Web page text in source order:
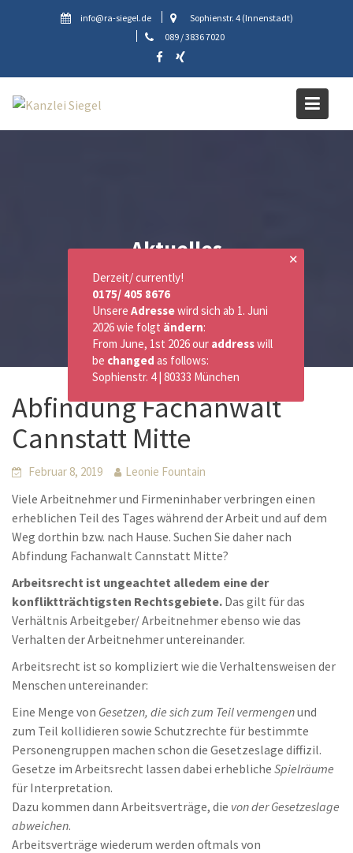
info@ra-siegel.de
Sophienstr. 4 (Innenstadt)
089 / 3836 7020
Aktuelles
Abfindung Fachanwalt
Cannstatt Mitte
Februar 8, 2019 Leonie Fountain
Viele Arbeitnehmer und Firmeninhaber verbringen einen
erheblichen Teil des Tages während der Arbeit und auf dem
Weg dorthin bzw. nach Hause. Suchen Sie daher nach
Abfindung Fachanwalt Cannstatt Mitte?
Arbeitsrecht ist ungeachtet alledem eine der
konfliktträchtigsten Rechtsgebiete. Das gilt für das
Verhältnis Arbeitgeber/ Arbeitnehmer ebenso wie das
Verhalten der Arbeitnehmer untereinander.
Arbeitsrecht ist so kompliziert wie die Verhaltensweisen der
Menschen untereinander:
Eine Menge von Gesetzen, die sich zum Teil vermengenund
zum Teil kollidieren sowie Schutzrechte für bestimmte
Personengruppen machen schon die Gesetzeslage diffizil.
Gesetze im Arbeitsrecht lassen dabei erhebliche Spielräume
für Interpretation.
Dazu kommen dann Arbeitsverträge, die von der Gesetzeslage
abweichen.
Arbeitsverträge wiederum werden oftmals von
✕
Derzeit/ currently!
0175/ 405 8676
Unsere Adressewird sich ab 1. Juni
2026 wie folgt ändern:
From June, 1st 2026 our addresswill
be changed as follows:
Sophienstr. 4 | 80333 München